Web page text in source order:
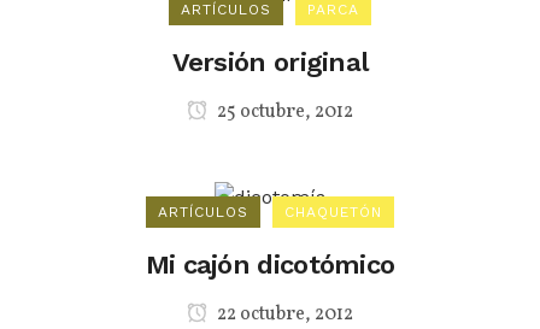
ARTÍCULOS PARCA
Versión original
25 octubre, 2012
ARTÍCULOS CHAQUETÓN
Mi cajón dicotómico
22 octubre, 2012